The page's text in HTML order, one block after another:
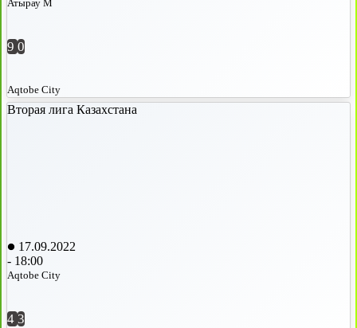
Атырау М
9 0
Aqtobe City
Вторая лига Казахстана
17.09.2022
- 18:00
Aqtobe City
4 3